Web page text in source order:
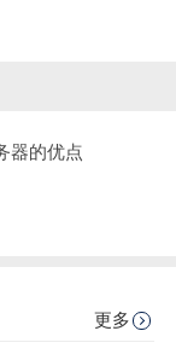
器的优点
更多